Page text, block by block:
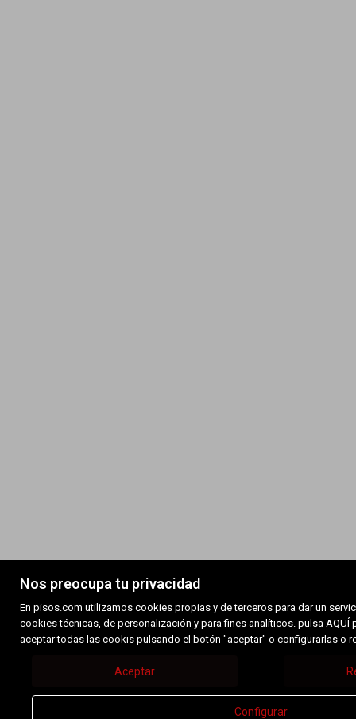
Nos preocupa tu privacidad
En pisos.com utilizamos cookies propias y de terceros para dar un
cookies técnicas, de personalización y para fines analíticos. pulsa AQUÍ
aceptar todas las cookis pulsando el botón "aceptar" o configurarlas o
Aceptar
Configurar